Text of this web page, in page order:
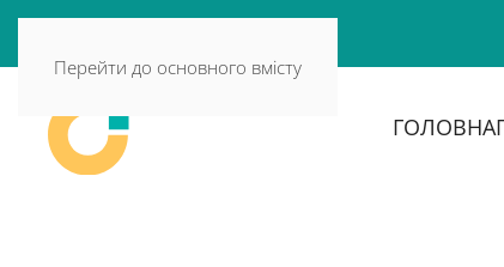
Перейти до основного вмісту
ГОЛОВНА